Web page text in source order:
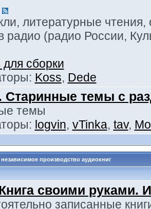
литературные
радио (радио России,
сборки
Koss, Dede
Старинные темы с
темы
logvin, vTinka, tav,
производство аудиокниг
своими руками.
записанные